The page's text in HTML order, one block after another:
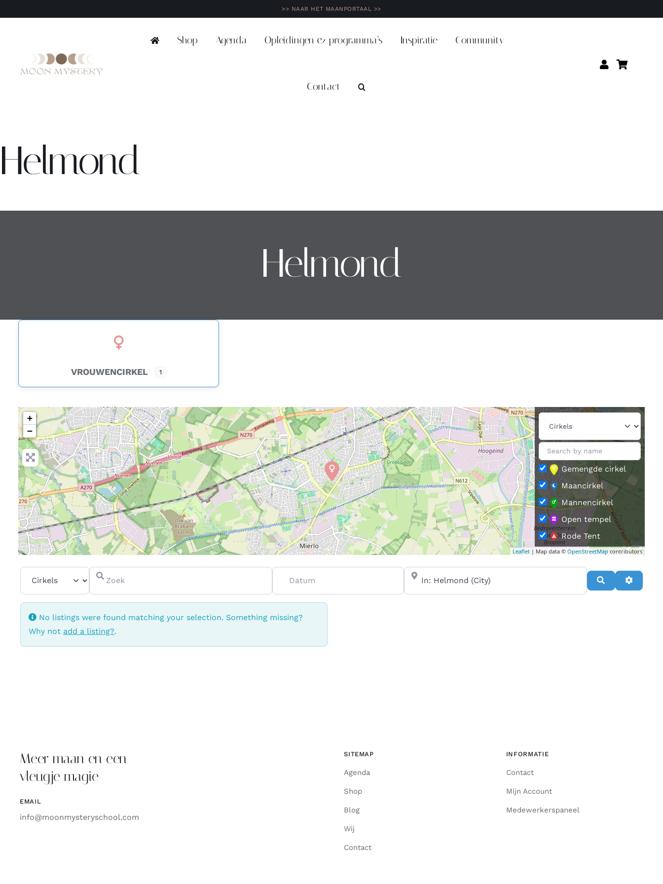
naar
>> NAAR HET MAANPORTAAL >>
Shop Agenda Opleidingen & programma’s Inspiratie Community
Contact
Helmond
Helmond
VROUWENCIRKEL 1
+
−
Leaflet | Map data © OpenStreetMapcontributors
Gemengde cirkel
Maancirkel
Mannencirkel
Open tempel
Rode Tent
Vrouwencirkel
Zoek In de buurt van
Search
No listings were found matching your selection. Something missing?
Why not add a listing?.
Meer maan en een
vleugje magie
EMAIL
info@moonmysteryschool.com
SITEMAP
Agenda
Shop
Blog
Wij
Contact
INFORMATIE
Contact
Mijn Account
Medewerkerspaneel